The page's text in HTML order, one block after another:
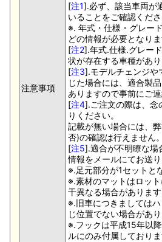
注意事項
[注1].必ず、該当車両が
いることをご確認くださ
※. 年式・仕様・グレー
どの情報が必要となりま
[注2].年式.仕様.グレー
状が存在する車種があり
[注3].モデルチェンジや
じた場合には、適合製
ありますので事前にご連
[注4].ご注文の際は、念
りください。
記載が無い場合には、
否)の確認は行えません。
[注5].適合が不明瞭な場
情報をメールにてお送り
※.足元部分が1セットと
※.素材のマットはロッ
干異なる場合があります
※.旧車につきましては
じ位置でない場合があり
※.フックは平成15年以
ルにのみ付属しておりま